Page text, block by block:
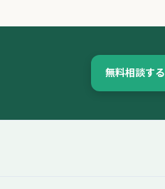
無料相談する